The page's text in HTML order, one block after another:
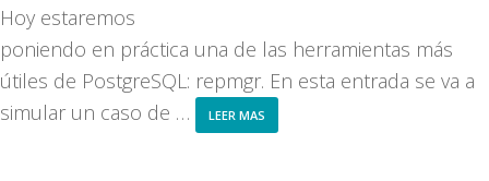
Hoy estaremos
poniendo en práctica una de las herramientas más
útiles de PostgreSQL: repmgr. En esta entrada se va a
simular un caso de …
LEER MAS
FAILOVER